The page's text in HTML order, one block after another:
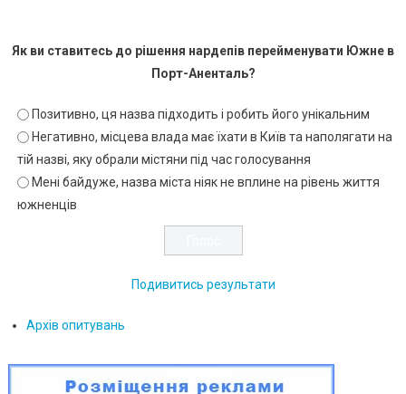
Як ви ставитесь до рішення нардепів перейменувати Южне в
Порт-Аненталь?
Позитивно, ця назва підходить і робить його унікальним
Негативно, місцева влада має їхати в Київ та наполягати на
тій назві, яку обрали містяни під час голосування
Мені байдуже, назва міста ніяк не вплине на рівень життя
южненців
Подивитись результати
Архів опитувань